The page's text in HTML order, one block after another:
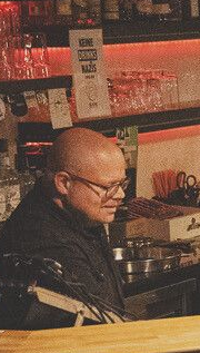
Deutsch von Eugen Helmlé
im
Ein safer space für
nach Arthur Schnitzler
von und mit Marine
des offenen Denkmals
Bachelot Nguyen
Lesung